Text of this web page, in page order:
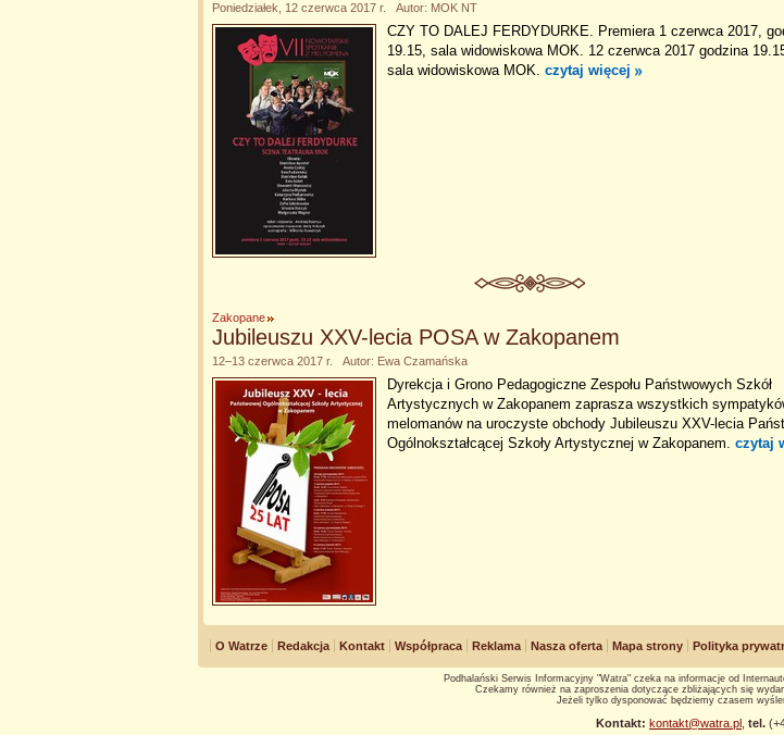
Poniedziałek, 12 czerwca 2017 r. Autor: MOK NT
CZY TO DALEJ FERDYDURKE. Premiera 1 czerwca 2017,
19.15, sala widowiskowa MOK. 12 czerwca 2017 godzina
sala widowiskowa MOK. czytaj więcej
Zakopane
Jubileuszu XXV-lecia POSA w Zakopanem
12–13 czerwca 2017 r. Autor: Ewa Czamańska
Dyrekcja i Grono Pedagogiczne Zespołu Państwowych Szkół
Artystycznych w Zakopanem zaprasza wszystkich
melomanów na uroczyste obchody Jubileuszu XXV-lecia
Ogólnokształcącej Szkoły Artystycznej w Zakopanem. czytaj
O Watrze Redakcja Kontakt Współpraca Reklama Nasza oferta Mapa strony Polityka
Podhalański Serwis Informacyjny "Watra" czeka na informacje od
Czekamy również na zaproszenia dotyczące zbliżających się
Jeżeli tylko dysponować będziemy czasem
Kontakt: kontakt@watra.pl tel.